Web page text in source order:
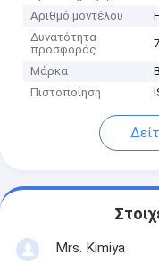
Αριθμό μοντέλου
Δυνατότητα
προσφοράς
Μάρκα
Πιστοποίηση
Mrs. Kimiya